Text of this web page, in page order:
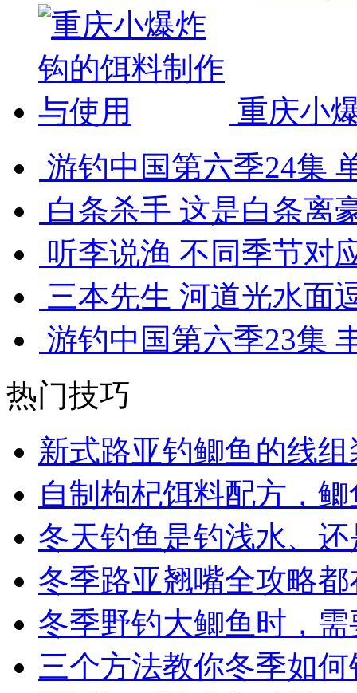
重庆小
游钓中国第六季24集
白条杀手 这是白条离
听李说渔 不同季节对
三本先生 河道光水面
游钓中国第六季23集
热门技巧
新式路亚钓鲫鱼的线
自制枸杞饵料配方，
冬天钓鱼是钓浅水、
冬季路亚翘嘴全攻略
冬季野钓大鲫鱼时，
三个方法教你冬季如